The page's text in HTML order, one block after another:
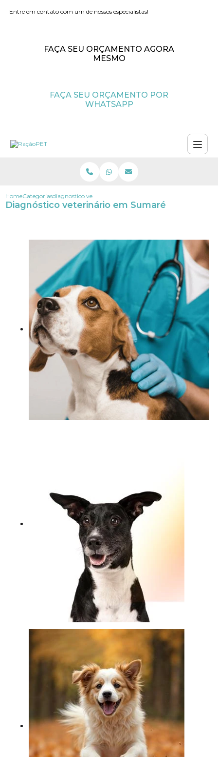
Entre em contato com um de nossos especialistas!
FAÇA SEU ORÇAMENTO AGORA
MESMO
FAÇA SEU ORÇAMENTO POR
WHATSAPP
HomeCategoriasdiagnostico veterinario sumare
Diagnóstico veterinário em Sumaré